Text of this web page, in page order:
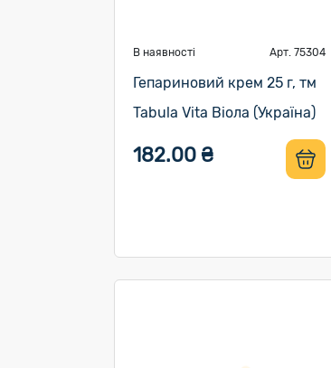
В наявності Арт. 75304
Гепариновий крем 25 г, тм
Tabula Vita Віола (Україна)
182.00 ₴